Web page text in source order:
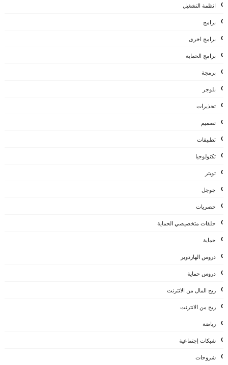
انظمة التشغيل
برامج
برامج اخرى
برامج الحماية
برمجة
بلوجر
تحذيرات
تصميم
تطبيقات
تكنولوجيا
تويتر
جوجل
حصريات
حلقات متخصيصي الحماية
حماية
دروس الهاردوير
دروس حماية
ربح المال من الانترنت
ربح من الانترنت
رياضة
شبكات إجتماعية
شروحات